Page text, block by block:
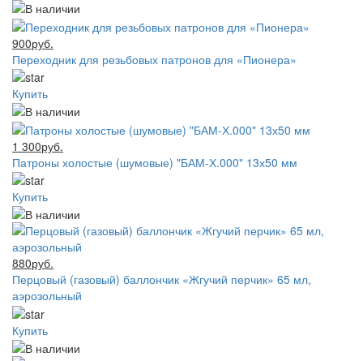
900руб.
Переходник для резьбовых патронов для «Пионера»
Купить
1 300руб.
Патроны холостые (шумовые) "БАМ-Х.000" 13х50 мм
Купить
880руб.
Перцовый (газовый) баллончик «Жгучий перчик» 65 мл,
аэрозольный
Купить